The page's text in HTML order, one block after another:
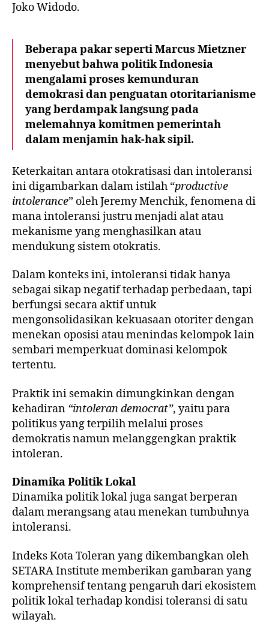
Joko Widodo.
Beberapa pakar seperti Marcus Mietzner
menyebut bahwa politik Indonesia
mengalami proses kemunduran
demokrasi dan penguatan otoritarianisme
yang berdampak langsung pada
melemahnya komitmen pemerintah
dalam menjamin hak-hak sipil.
Keterkaitan antara otokratisasi dan intoleransi
ini digambarkan dalam istilah “productive
intolerance” oleh Jeremy Menchik, fenomena di
mana intoleransi justru menjadi alat atau
mekanisme yang menghasilkan atau
mendukung sistem otokratis.
Dalam konteks ini, intoleransi tidak hanya
sebagai sikap negatif terhadap perbedaan, tapi
berfungsi secara aktif untuk
mengonsolidasikan kekuasaan otoriter dengan
menekan oposisi atau menindas kelompok lain
sembari memperkuat dominasi kelompok
tertentu.
Praktik ini semakin dimungkinkan dengan
kehadiran “intoleran democrat”, yaitu para
politikus yang terpilih melalui proses
demokratis namun melanggengkan praktik
intoleran.
DinamikaPolitikLokal
Dinamika politik lokal juga sangat berperan
dalam merangsang atau menekan tumbuhnya
intoleransi.
Indeks Kota Toleran yang dikembangkan oleh
SETARA Institute memberikan gambaran yang
komprehensif tentang pengaruh dari ekosistem
politik lokal terhadap kondisi toleransi di satu
wilayah.